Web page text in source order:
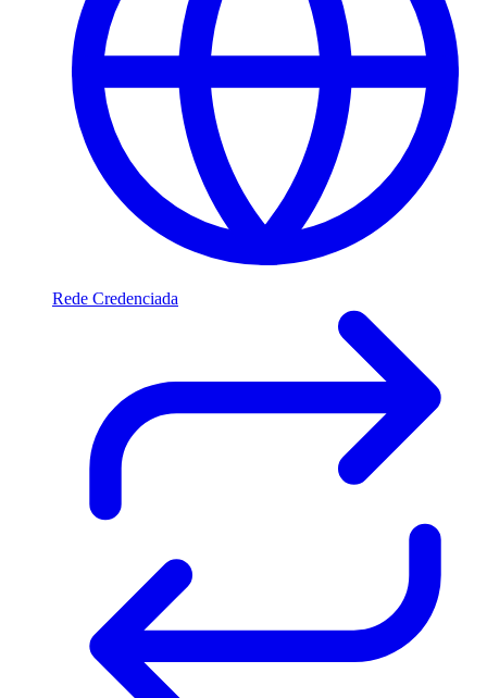
Rede Credenciada